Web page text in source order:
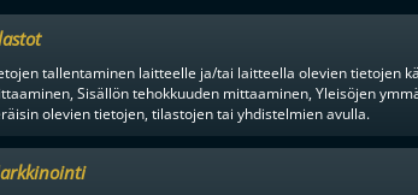
tallentaminen laitteelle ja/tai laitteella olevien tietojen
Sisällön tehokkuuden mittaaminen, Yleisöjen
olevien tietojen, tilastojen tai yhdistelmien avulla.
alusta ratkaisuhetkiin asti.